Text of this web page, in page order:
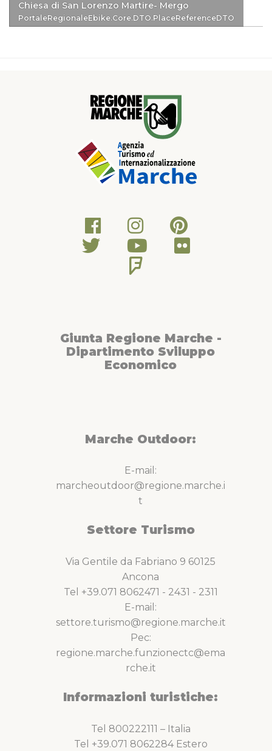
Chiesa di San Lorenzo Martire- Mergo
PortaleRegionaleEbike.Core.DTO.PlaceReferenceDTO
Giunta Regione Marche -
Dipartimento Sviluppo
Economico
Marche Outdoor:
E-mail:
marcheoutdoor@regione.marche.i
t
Settore Turismo
Via Gentile da Fabriano 9 60125
Ancona
Tel +39.071 8062471 - 2431 - 2311
E-mail:
settore.turismo@regione.marche.it
Pec:
regione.marche.funzionectc@ema
rche.it
Informazioni turistiche:
Tel 800222111 – Italia
Tel +39.071 8062284 Estero